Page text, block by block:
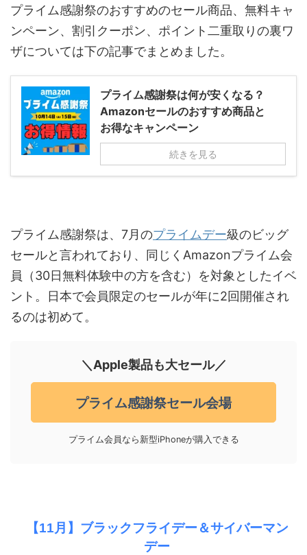
プライム感謝祭のおすすめのセール商品、無料キャ
ンペーン、割引クーポン、ポイント二重取りの裏ワ
ザについては下の記事でまとめました。
プライム感謝祭は何が安くなる？
Amazonセールのおすすめ商品と
お得なキャンペーン
続きを見る
プライム感謝祭は、7月のプライムデー級のビッグ
セールと言われており、同じくAmazonプライム会
員（30日無料体験中の方を含む）を対象としたイベ
ント。日本で会員限定のセールが年に2回開催され
るのは初めて。
＼Apple製品も大セール／
プライム感謝祭セール会場
プライム会員なら新型iPhoneが購入できる
【11月】ブラックフライデー＆サイバーマン
デー